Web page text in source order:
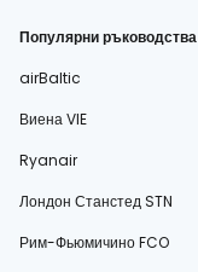
Популярни ръководства
airBaltic
Виена VIE
Ryanair
Лондон Станстед STN
Рим-Фьюмичино FCO